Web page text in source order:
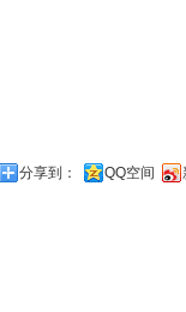
分享到： QQ空间